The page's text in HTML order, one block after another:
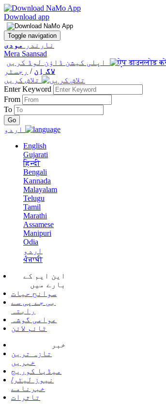
Download app
Toggle navigation
نارندر
مودی
Mera Saansad
اپلی کیشن ڈاؤن لوڈ کریں
لاگ اِن / رجسٹر
Enter Keyword
From
To
English
Gujarati
हिन्दी
Bengali
Kannada
Malayalam
Telugu
Tamil
Marathi
Assamese
Manipuri
Odia
اردو
ਪੰਜਾਬੀ
این ایم کے
بارے میں
سوانح حیات
بی جے پی سے
رابتہ
عوامی گوشہ
ٹائم لائن
خبر
تازہ ترین
خبریں
میڈیا کوریج
نیوز لیٹر/
خبرنامے
تاثرات